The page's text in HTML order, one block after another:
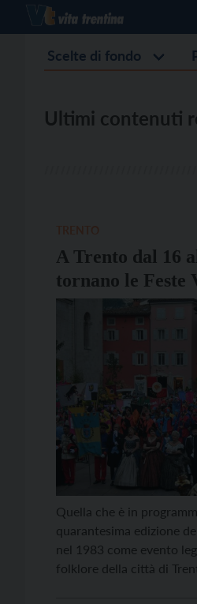
Scelte di fondo
Ultimi contenuti
A Trento dal 16
tornano le Feste
quest’anno è la
Quella che è in
quarantesima edizione
nel 1983 come evento
folklore della città di